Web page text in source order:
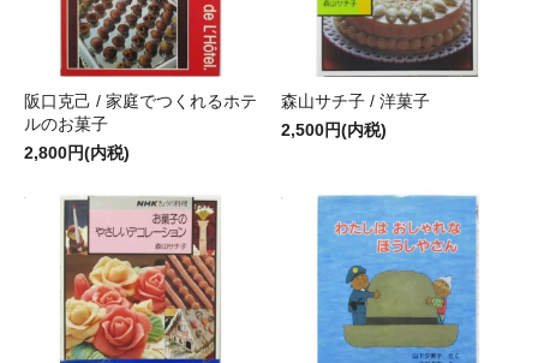
阪口克己 / 家庭でつくれるホテ
ルのお菓子
2,800円(内税)
森山サチ子 / 洋菓子
2,500円(内税)